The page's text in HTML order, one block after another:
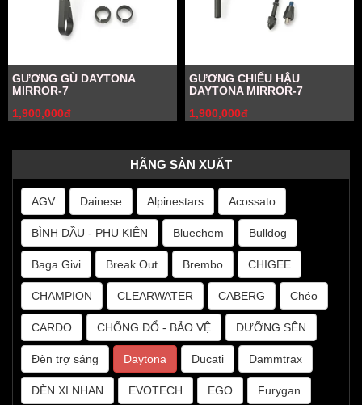
GƯƠNG GÙ DAYTONA
MIRROR-7
1,900,000đ
GƯƠNG CHIẾU HẬU
DAYTONA MIRROR-7
1,900,000đ
HÃNG SẢN XUẤT
AGV Dainese Alpinestars Acossato
BÌNH DẦU - PHỤ KIỆN Bluechem Bulldog
Baga Givi Break Out Brembo CHIGEE
CHAMPION CLEARWATER CABERG Chéo
CARDO CHỐNG ĐỔ - BẢO VỆ DƯỠNG SÊN
Đèn trợ sáng Daytona Ducati Dammtrax
ĐÈN XI NHAN EVOTECH EGO Furygan